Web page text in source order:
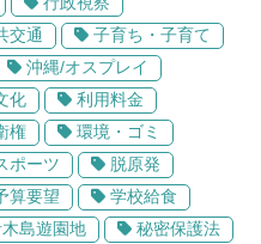
交通
子育ち・子育て
沖縄/オスプレイ
化
利用料金
権
環境・ゴミ
ポーツ
脱原発
算要望
学校給食
島遊園地
秘密保護法